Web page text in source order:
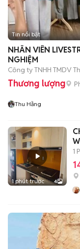
Tin nổi bật
NHÂN VIÊN
NGHIỆM
Công ty TNHH TMDV
Thương lượng
Thu Hằng
1 phút trước 4
1